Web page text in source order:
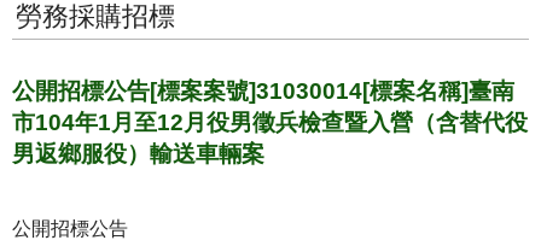
勞務採購招標
公開招標公告[標案案號]31030014[標案名稱]臺南
市104年1月至12月役男徵兵檢查暨入營（含替代役
男返鄉服役）輸送車輛案
公開招標公告